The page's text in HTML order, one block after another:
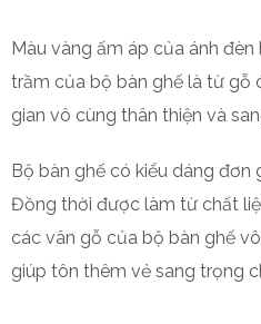
Màu vàng ấm áp của ánh
trầm của bộ bàn ghế là từ gỗ
gian vô cùng thân thiện và
Bộ bàn ghế có kiểu dáng đơn
Đồng thời được làm từ chất
các vân gỗ của bộ bàn ghế
giúp tôn thêm vẻ sang trọng